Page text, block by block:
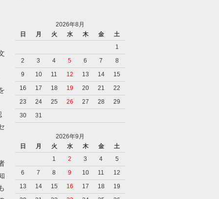
2026年8月
日
月 火 水 木 金
土
1
2
3 4 5 6 7
8
9
10 11 12 13 14
15
16
17 18 19 20 21
22
23
24 25 26 27 28
29
30
31
2026年9月
日
月 火 水 木 金
土
1
2 3 4
5
6
7 8 9 10 11
12
13
14 15 16 17 18
19